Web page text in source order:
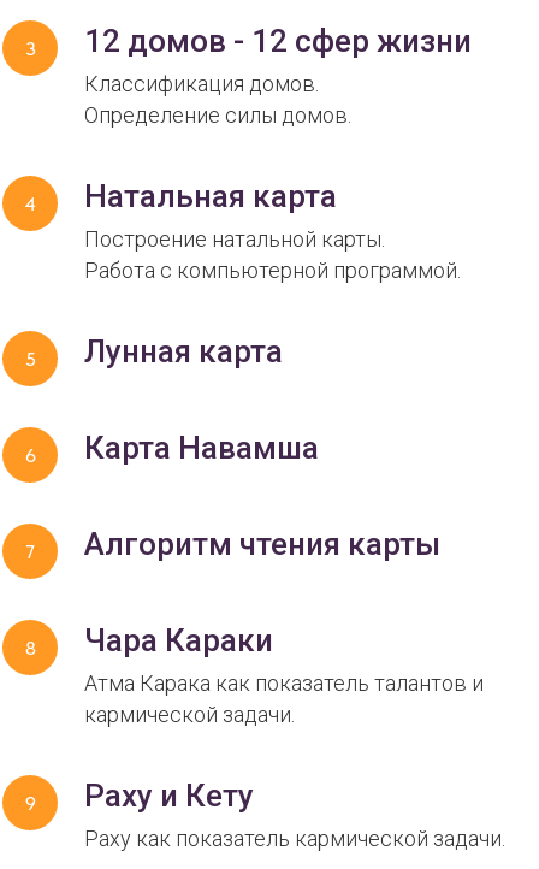
12 домов - 12 сфер жизни
Классификация домов.
Определение силы домов.
Натальная карта
Построение натальной карты.
Работа с компьютерной программой.
Лунная карта
Карта Навамша
Алгоритм чтения карты
Чара Караки
Атма Карака как показатель талантов и
кармической задачи.
Раху и Кету
Раху как показатель кармической задачи.